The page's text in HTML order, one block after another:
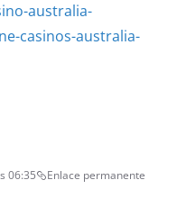
australia-
casinos-australia-
06:35 Enlace permanente